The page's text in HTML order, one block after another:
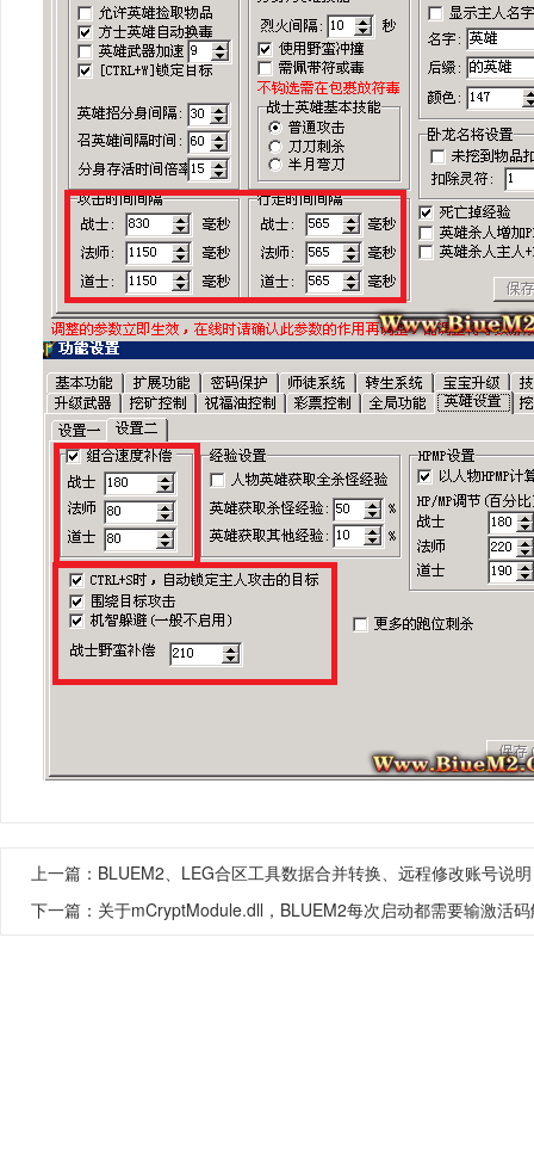
上一篇： BLUEM2、LEG合区工具数据合并转换、远程修改账号说明
下一篇： 关于mCryptModule.dll，BLUEM2每次启动都需要输激活